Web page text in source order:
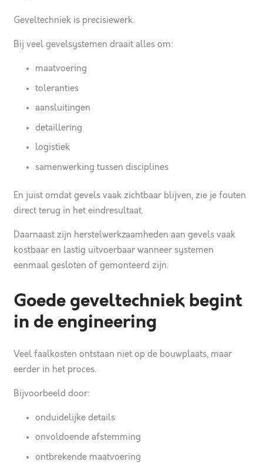
Geveltechniek is precisiewerk.
Bij veel gevelsystemen draait alles om:
maatvoering
toleranties
aansluitingen
detaillering
logistiek
samenwerking tussen disciplines
En juist omdat gevels vaak zichtbaar blijven, zie je fouten
direct terug in het eindresultaat.
Daarnaast zijn herstelwerkzaamheden aan gevels vaak
kostbaar en lastig uitvoerbaar wanneer systemen
eenmaal gesloten of gemonteerd zijn.
Goede geveltechniek begint
in de engineering
Veel faalkosten ontstaan niet op de bouwplaats, maar
eerder in het proces.
Bijvoorbeeld door:
onduidelijke details
onvoldoende afstemming
ontbrekende maatvoering